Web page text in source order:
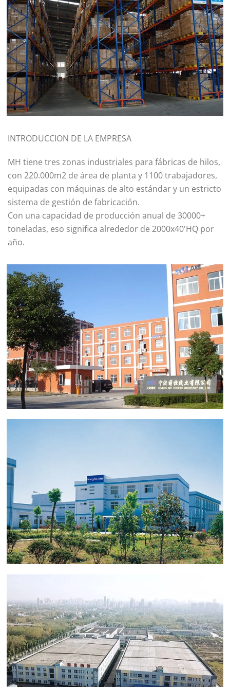
INTRODUCCION DE LA EMPRESA
MH tiene tres zonas industriales para fábricas de hilos,
con 220.000m2 de área de planta y 1100 trabajadores,
equipadas con máquinas de alto estándar y un estricto
sistema de gestión de fabricación.
Con una capacidad de producción anual de 30000+
toneladas, eso significa alrededor de 2000x40'HQ por
año.